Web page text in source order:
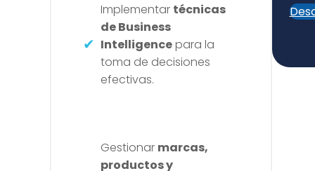
Implementar técnicas
de Business
Intelligencepara la
toma de decisiones
efectivas.
Gestionar marcas,
productos y